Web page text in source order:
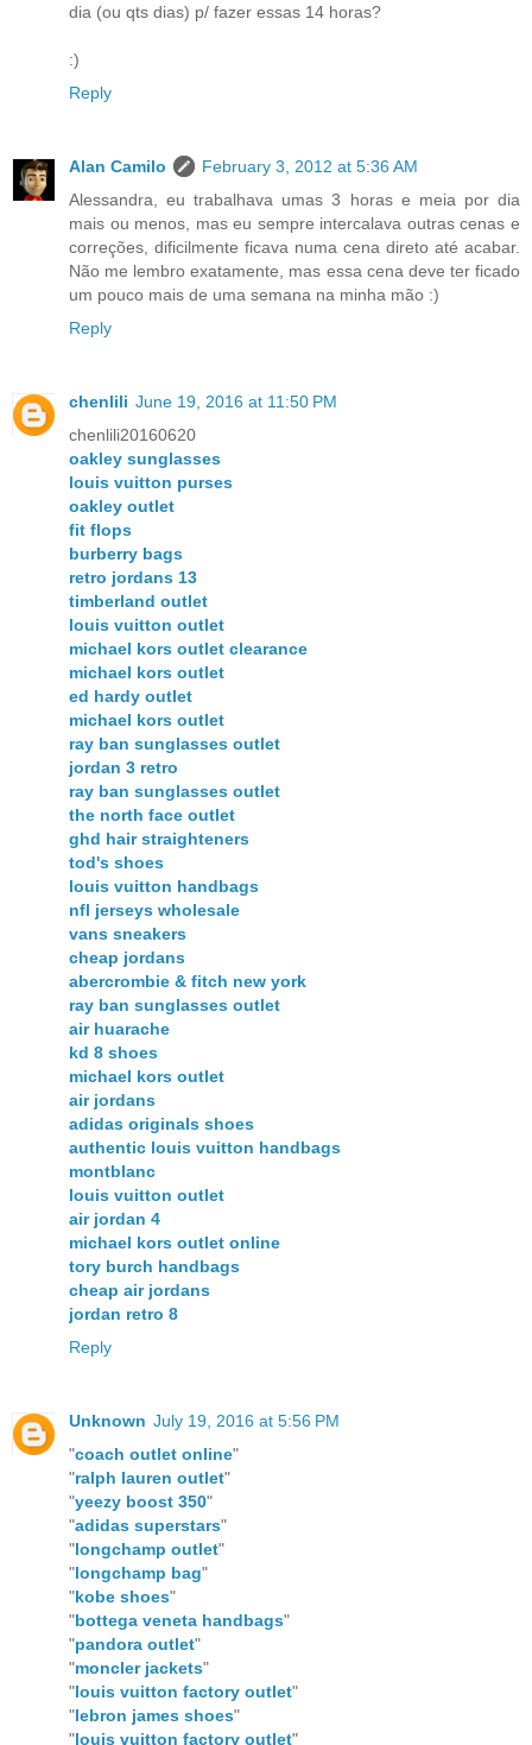
dia (ou qts dias) p/ fazer essas 14 horas?
:)
Reply
Alan Camilo
February 3, 2012 at 5:36 AM
Alessandra, eu trabalhava umas 3 horas e meia por dia
mais ou menos, mas eu sempre intercalava outras cenas e
correções, dificilmente ficava numa cena direto até acabar.
Não me lembro exatamente, mas essa cena deve ter ficado
um pouco mais de uma semana na minha mão :)
Reply
chenlili June 19, 2016 at 11:50 PM
chenlili20160620
oakley sunglasses
louis vuitton purses
oakley outlet
fit flops
burberry bags
retro jordans 13
timberland outlet
louis vuitton outlet
michael kors outlet clearance
michael kors outlet
ed hardy outlet
michael kors outlet
ray ban sunglasses outlet
jordan 3 retro
ray ban sunglasses outlet
the north face outlet
ghd hair straighteners
tod's shoes
louis vuitton handbags
nfl jerseys wholesale
vans sneakers
cheap jordans
abercrombie & fitch new york
ray ban sunglasses outlet
air huarache
kd 8 shoes
michael kors outlet
air jordans
adidas originals shoes
authentic louis vuitton handbags
montblanc
louis vuitton outlet
air jordan 4
michael kors outlet online
tory burch handbags
cheap air jordans
jordan retro 8
Reply
Unknown July 19, 2016 at 5:56 PM
"coach outlet online"
"ralph lauren outlet"
"yeezy boost 350"
"adidas superstars"
"longchamp outlet"
"longchamp bag"
"kobe shoes"
"bottega veneta handbags"
"pandora outlet"
"moncler jackets"
"louis vuitton factory outlet"
"lebron james shoes"
"louis vuitton factory outlet"